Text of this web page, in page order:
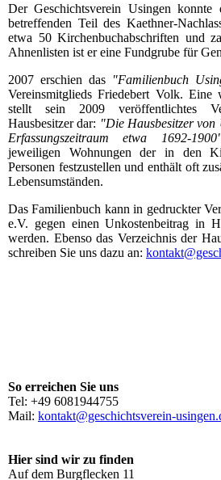
Der Geschichtsverein Usingen
betreffenden Teil des Kaethner-
etwa 50 Kirchenbuchabschriften und
Ahnenlisten ist er eine Fundgrube für
2007 erschien das "Familienbuch
Vereinsmitglieds Friedebert Volk. Eine
stellt sein 2009 veröffentlichtes
Hausbesitzer dar: "Die Hausbesitzer von
Erfassungszeitraum etwa 1692-
jeweiligen Wohnungen der in den
Personen festzustellen und enthält oft
Lebensumständen.
Das Familienbuch kann in gedruckter
e.V. gegen einen Unkostenbeitrag in
werden. Ebenso das Verzeichnis der
schreiben Sie uns dazu an:
So erreichen Sie uns
Tel: +49 6081944755
Mail: kontakt@geschichtsverein-
Hier sind wir zu finden
Auf dem Burgflecken 11